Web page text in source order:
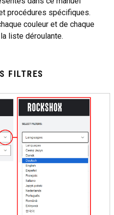
procédures spécifiques.
couleur et de chaque
liste déroulante.
FILTRES